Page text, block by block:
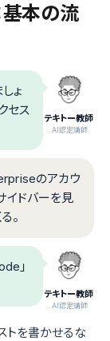
本の流
テキトー教師
.AI認定講師
ょ
セス
のアカウ
イドバーを見
。
テキトー教師
.AI認定講師
」
トを書かせるな